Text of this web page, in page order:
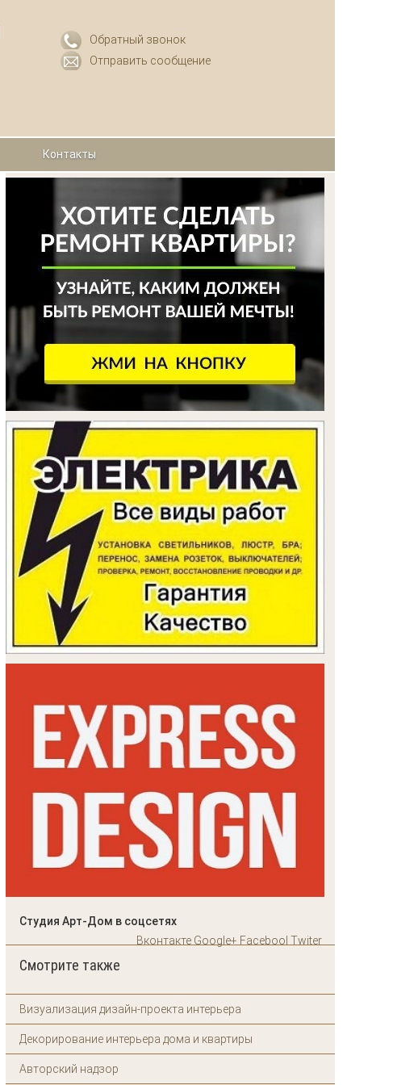
Обратный звонок
Отправить сообщение
Контакты
Студия Арт-Дом в соцсетях
Вконтакте Google+ Facebool Twiter
Смотрите также
Визуализация дизайн-проекта интерьера
Декорирование интерьера дома и квартиры
Авторский надзор